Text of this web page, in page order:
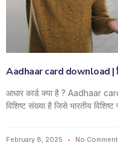
Aadhaar card download |
आधार कार्ड क्या है ? Aadhaar
विशिष्ट संख्या है जिसे भारतीय
February 8, 2025 No